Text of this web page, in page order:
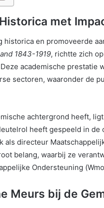
met
historica en promoveerde
1843-1919, richtte zich
academische prestatie
sectoren, waaronder de
achtergrond heeft,
heeft gespeeld in
als directeur
belang, waarbij ze
Ondersteuning
Meurs bij de